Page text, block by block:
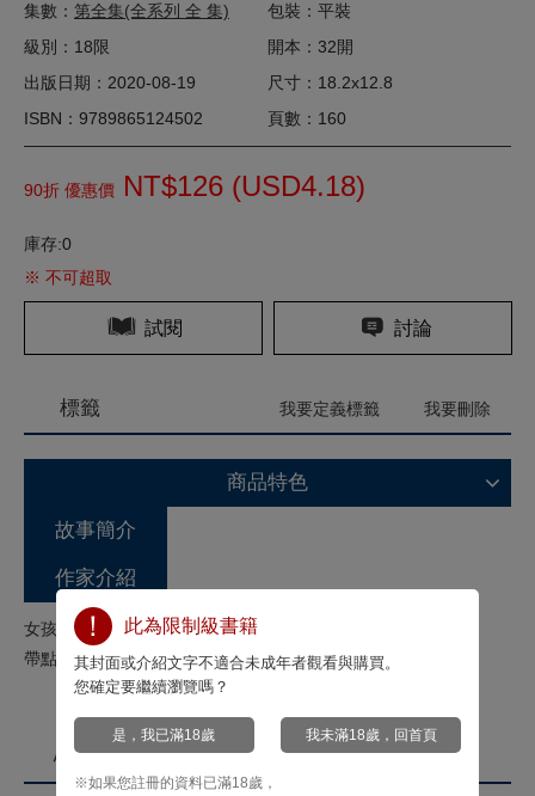
集數： 第全集(全系列 全 集)
包裝：平裝
級別：18限
開本：32開
出版日期：2020-08-19
尺寸：18.2x12.8
ISBN：9789865124502
頁數：160
90折 優惠價 NT$126 (USD4.18)
庫存:0
※ 不可超取
試閱 討論
標籤 我要定義標籤 我要刪除
商品特色
故事簡介
作家介紹
女孩子們的臉紅心跳異世界後宮事後猥談。
帶點異世界，又兼具一點色情的短篇故事全39篇!!
心情投票
此為限制級書籍
其封面或介紹文字不適合未成年者觀看與購買。
您確定要繼續瀏覽嗎？
是，我已滿18歲 我未滿18歲，回首頁
※如果您註冊的資料已滿18歲，